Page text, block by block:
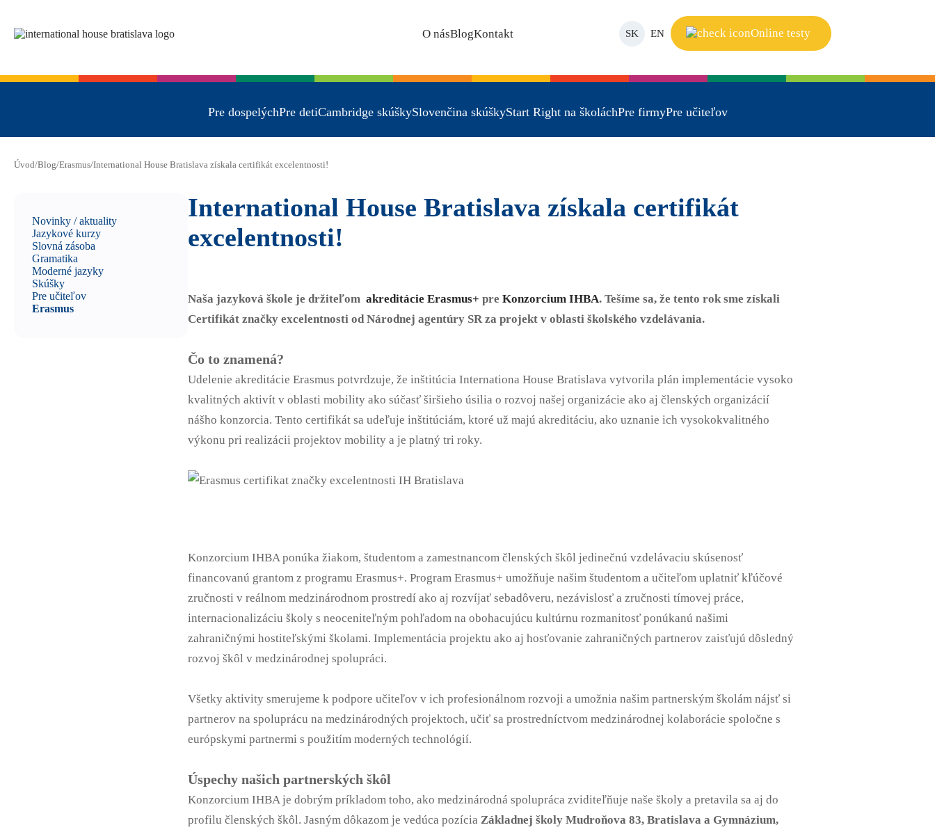
O násBlogKontakt SK EN Online testy
Pre dospelýchPre detiCambridge skúškySlovenčina skúškyStart Right na školáchPre firmyPre učiteľov
Úvod/Blog/Erasmus/International House Bratislava získala certifikát excelentnosti!
Novinky / aktuality
Jazykové kurzy
Slovná zásoba
Gramatika
Moderné jazyky
Skúšky
Pre učiteľov
Erasmus
International House Bratislava získala certifikát
excelentnosti!
Naša jazyková škole je držiteľom akreditácie Erasmus+ pre Konzorcium IHBA. Tešíme sa, že tento rok sme získali
Certifikát značky excelentnosti od Národnej agentúry SR za projekt v oblasti školského vzdelávania.
Čo to znamená?
Udelenie akreditácie Erasmus potvrdzuje, že inštitúcia Internationa House Bratislava vytvorila plán implementácie vysoko
kvalitných aktivít v oblasti mobility ako súčasť širšieho úsilia o rozvoj našej organizácie ako aj členských organizácií
nášho konzorcia. Tento certifikát sa udeľuje inštitúciám, ktoré už majú akreditáciu, ako uznanie ich vysokokvalitného
výkonu pri realizácii projektov mobility a je platný tri roky.
Konzorcium IHBA ponúka žiakom, študentom a zamestnancom členských škôl jedinečnú vzdelávaciu skúsenosť
financovanú grantom z programu Erasmus+. Program Erasmus+ umožňuje našim študentom a učiteľom uplatniť kľúčové
zručnosti v reálnom medzinárodnom prostredí ako aj rozvíjať sebadôveru, nezávislosť a zručnosti tímovej práce,
internacionalizáciu školy s neoceniteľným pohľadom na obohacujúcu kultúrnu rozmanitosť ponúkanú našimi
zahraničnými hostiteľskými školami. Implementácia projektu ako aj hosťovanie zahraničných partnerov zaisťujú dôsledný
rozvoj škôl v medzinárodnej spolupráci.
Všetky aktivity smerujeme k podpore učiteľov v ich profesionálnom rozvoji a umožnia našim partnerským školám nájsť si
partnerov na spoluprácu na medzinárodných projektoch, učiť sa prostredníctvom medzinárodnej kolaborácie spoločne s
európskymi partnermi s použitím moderných technológií.
Úspechy našich partnerských škôl
Konzorcium IHBA je dobrým príkladom toho, ako medzinárodná spolupráca zviditeľňuje naše školy a pretavila sa aj do
profilu členských škôl. Jasným dôkazom je vedúca pozícia Základnej školy Mudroňova 83, Bratislava a Gymnázium,